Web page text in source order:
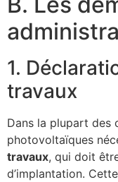
1.
travaux
Dans la plupart des
photovoltaïques
travaux, qui doit
d’implantation.